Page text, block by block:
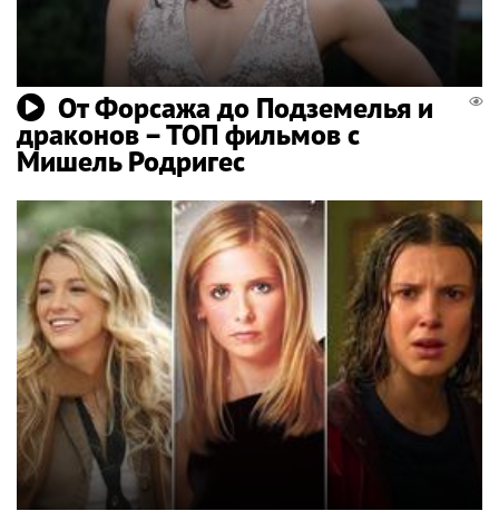
От Форсажа до Подземелья и
драконов – ТОП фильмов с
Мишель Родригес